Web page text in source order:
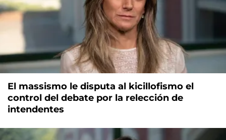
El massismo le disputa al kicillofismo el
control del debate por la relección de
intendentes